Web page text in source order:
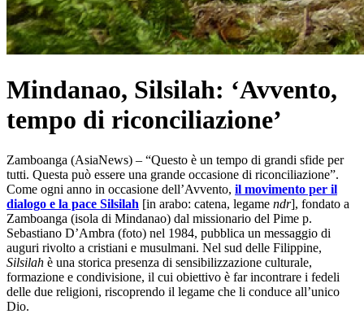
Mindanao, Silsilah: ‘Avvento,
tempo di riconciliazione’
Zamboanga (AsiaNews) – “Questo è un tempo di grandi sfide per
tutti. Questa può essere una grande occasione di riconciliazione”.
Come ogni anno in occasione dell’Avvento, il movimento per il
dialogo e la pace Silsilah [in arabo: catena, legame ndr], fondato a
Zamboanga (isola di Mindanao) dal missionario del Pime p.
Sebastiano D’Ambra (foto) nel 1984, pubblica un messaggio di
auguri rivolto a cristiani e musulmani. Nel sud delle Filippine,
Silsilah è una storica presenza di sensibilizzazione culturale,
formazione e condivisione, il cui obiettivo è far incontrare i fedeli
delle due religioni, riscoprendo il legame che li conduce all’unico
Dio.